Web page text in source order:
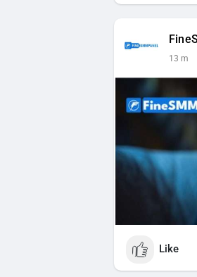
13 m
Like